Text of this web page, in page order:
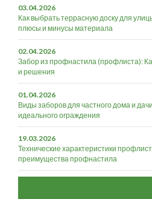
03.04.2026
Как выбрать террасную доску для
плюсы и минусы материала
02.04.2026
Забор из профнастила (профлиста):
и решения
01.04.2026
Виды заборов для частного дома и
идеального ограждения
19.03.2026
Технические характеристики
преимущества профнастила